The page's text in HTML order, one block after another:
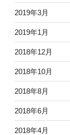
2019年3月
2019年1月
2018年12月
2018年10月
2018年8月
2018年6月
2018年4月